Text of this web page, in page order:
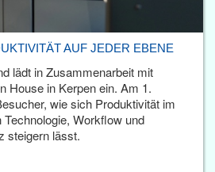
AUF JEDER EBENE
lädt in Zusammenarbeit mit
House in Kerpen ein. Am 1.
wie sich Produktivität im
Workflow und
steigern lässt.